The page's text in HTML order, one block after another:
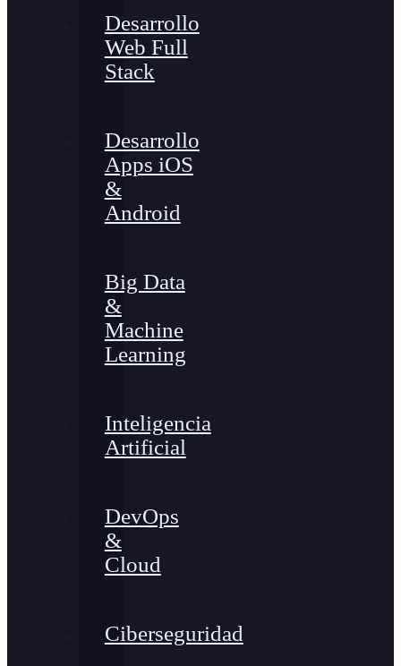
Desarrollo
Web Full
Stack
Desarrollo
Apps iOS
&
Android
Big Data
&
Machine
Learning
Inteligencia
Artificial
DevOps
&
Cloud
Ciberseguridad